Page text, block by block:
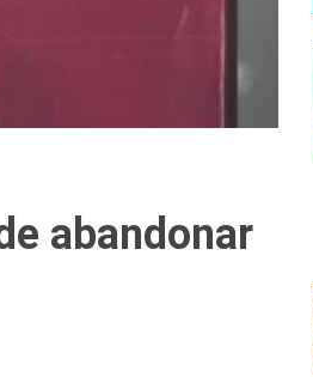
abandonar